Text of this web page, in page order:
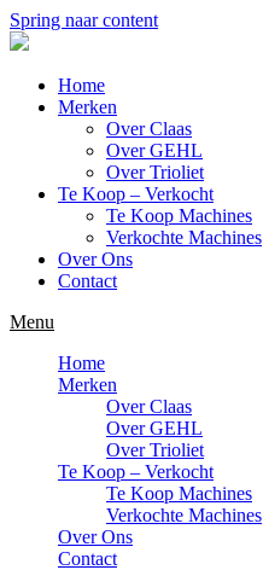
Spring naar content
Home
Merken
Over Claas
Over GEHL
Over Trioliet
Te Koop – Verkocht
Te Koop Machines
Verkochte Machines
Over Ons
Contact
Menu
Home
Merken
Over Claas
Over GEHL
Over Trioliet
Te Koop – Verkocht
Te Koop Machines
Verkochte Machines
Over Ons
Contact